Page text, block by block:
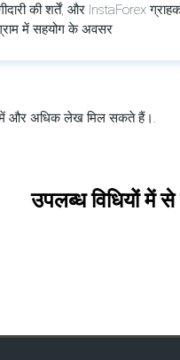
की शर्तें, और InstaForex
में सहयोग के अवसर
और अधिक लेख मिल सकते हैं।.
उपलब्ध विधियों में